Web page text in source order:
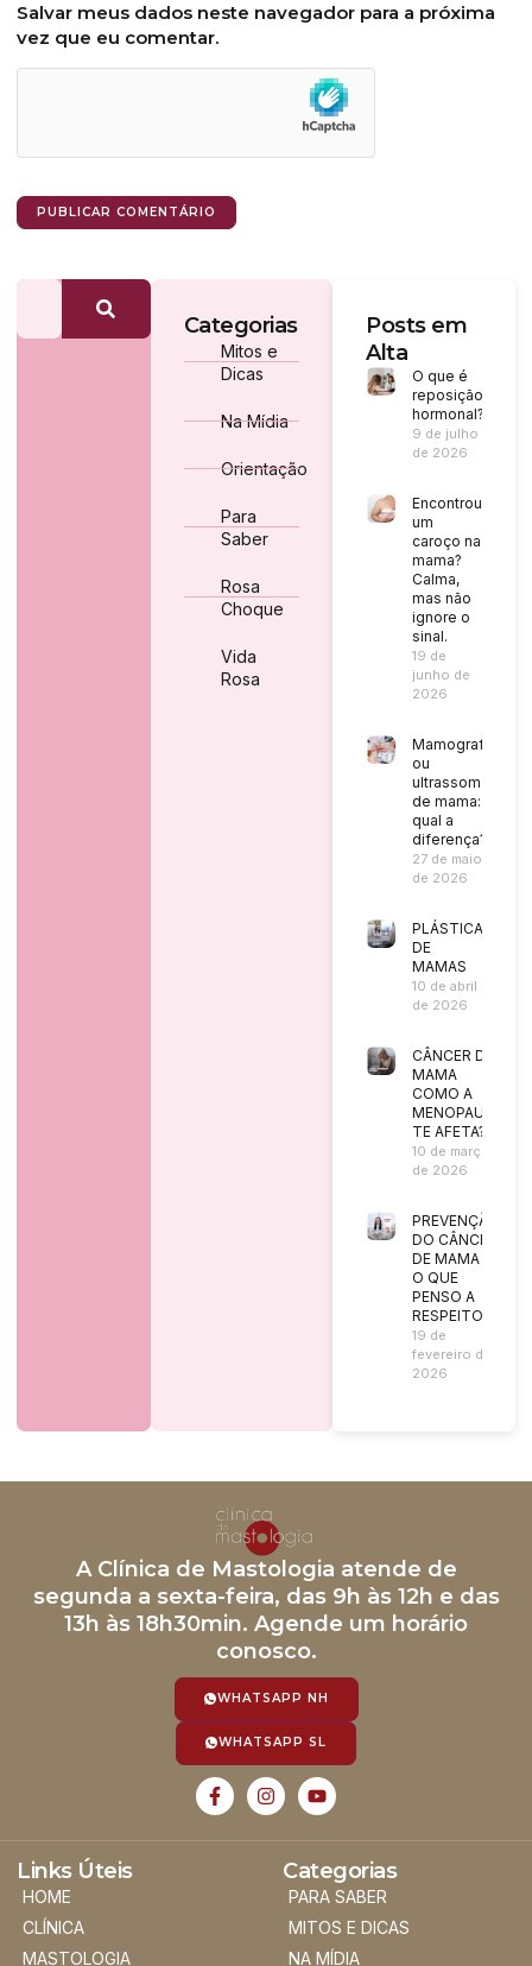
Salvar meus dados neste navegador para a próxima
vez que eu comentar.
Categorias
Mitos e
Dicas
Na Mídia
Orientação
Para
Saber
Rosa
Choque
Vida
Rosa
Posts em
Alta
O que é
reposição
hormonal?
9 de julho
de 2026
Encontrou
um
caroço na
mama?
Calma,
mas não
ignore o
sinal.
19 de
junho de
2026
Mamografia
ou
ultrassom
de mama:
qual a
diferença?
27 de maio
de 2026
PLÁSTICA
DE
MAMAS
10 de abril
de 2026
CÂNCER DE
MAMA
COMO A
MENOPAUSA
TE AFETA?
10 de março
de 2026
PREVENÇÃO
DO CÂNCER
DE MAMA |
O QUE
PENSO A
RESPEITO?
19 de
fevereiro de
2026
A Clínica de Mastologia atende de
segunda a sexta-feira, das 9h às 12h e das
13h às 18h30min. Agende um horário
conosco.
WHATSAPP NH
WHATSAPP SL
Links Úteis
HOME
CLÍNICA
MASTOLOGIA
Categorias
PARA SABER
MITOS E DICAS
NA MÍDIA